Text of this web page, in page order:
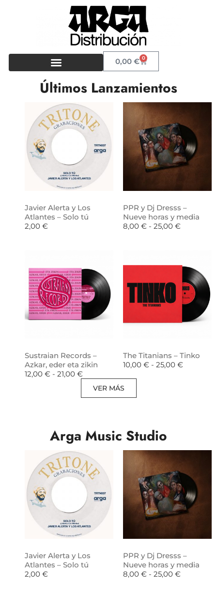
0,00€ 0
Últimos Lanzamientos
Javier Alerta y Los
Atlantes – Solo tú
2,00 €
PPR y Dj Dresss –
Nueve horas y media
8,00 € - 25,00 €
Sustraian Records –
Azkar, eder eta zikin
12,00 € - 21,00 €
The Titanians – Tinko
10,00 € - 25,00 €
VER MÁS
Arga Music Studio
Javier Alerta y Los
Atlantes – Solo tú
2,00 €
PPR y Dj Dresss –
Nueve horas y media
8,00 € - 25,00 €